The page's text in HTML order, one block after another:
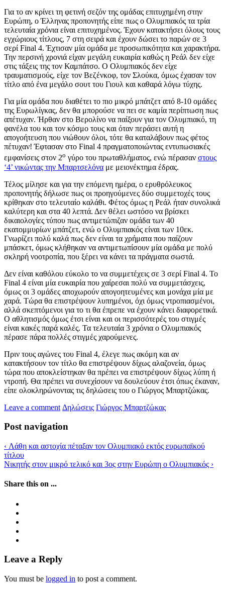
Για το αν κρίνει τη φετινή σεζόν της ομάδας επιτυχημένη στην
Ευρώπη, ο Έλληνας προπονητής είπε πως ο Ολυμπιακός τα τρία
τελευταία χρόνια είναι επιτυχημένος. Έχουν κατακτήσει όλους τους
εγχώριους τίτλους, 7 στη σειρά και έχουν δώσει το παρών σε 3
σερί Final 4. Έχτισαν μία ομάδα με προσωπικότητα και χαρακτήρα.
Την περσινή χρονιά είχαν μεγάλη ευκαιρία καθώς η Ρεάλ δεν είχε
στις τάξεις της τον Καμπάτσο. Ο Ολυμπιακός δεν είχε
τραυματισμούς, είχε τον Βεζένκοφ, τον Σλούκα, όμως έχασαν τον
τίτλο από ένα μεγάλο σουτ του Γιουλ και καθαρά λόγω τύχης.
Για μία ομάδα που διαθέτει το πιο μικρό μπάτζετ από 8-10 ομάδες
της Ευρωλίγκας, δεν θα μπορούσε να πει σε καμία περίπτωση πως
απέτυχαν. Ήρθαν στο Βερολίνο να παίξουν για τον Ολυμπιακό, τη
φανέλα του και τον κόσμο τους και όταν περάσει αυτή η
απογοήτευση που νιώθουν όλοι, τότε θα καταλάβουν πως φέτος
πέτυχαν! Έφτασαν στο Final 4 πραγματοποιώντας εντυπωσιακές
εμφανίσεις στον 2ο γύρο του πρωταθλήματος, ενώ πέρασαν στους
‘4’ νικώντας την Μπαρτσελόνα με μειονέκτημα έδρας.
Τέλος μίλησε και για την επόμενη ημέρα, ο ερυθρόλευκος
προπονητής δήλωσε πως οι προηγούμενες δύο συμμετοχές τους
κρίθηκαν στο τελευταίο καλάθι. Φέτος όμως η Ρεάλ ήταν συνολικά
καλύτερη και στα 40 λεπτά. Δεν θέλει ωστόσο να βρίσκει
δικαιολογίες τύπου πως αντιμετώπιζαν ομάδα των 40
εκατομμυρίων μπάτζετ, ενώ ο Ολυμπιακός είναι των 10εκ.
Γνωρίζει πολύ καλά πως δεν είναι τα χρήματα που παίζουν
μπάσκετ, όμως κλήθηκαν να αντιμετωπίσουν μία ομάδα με πολύ
σκληρή νοοτροπία, που ξέρει να κάνει τα πράγματα σωστά.
Δεν είναι καθόλου εύκολο το να συμμετέχεις σε 3 σερί Final 4. Το
Final 4 είναι μία ευκαιρία που χαίρεσαι πολύ να συμμετάσχεις,
όμως οι 3 ομάδες αποχωρούν απογοητευμένες και μονάχα μία με
χαρά. Τώρα θα επιστρέψουν λυπημένοι, όχι όμως ντροπιασμένοι,
αλλά σκεπτόμενοι για το τι θα έπρεπε να έχουν κάνει διαφορετικά.
Ο αθλητισμός όμως έτσι είναι και οι περισσότερές του στιγμές
είναι κακές παρά καλές. Τα τελευταία 3 χρόνια ο Ολυμπιακός
πέρασε πάρα πολλές στιγμές χαρούμενες.
Πριν τους αγώνες του Final 4, έλεγε πως ακόμη και αν
κατακτήσουν τον τίτλο θα επιστρέψουν δίχως αλαζονεία, όμως
τώρα που αποκλείστηκαν θα πρέπει να επιστρέψουν δίχως λύπη ή
ντροπή. Θα πρέπει να συνεχίσουν να δουλεύουν έτσι όπως έκαναν,
είπε ολοκληρώνοντας τις δηλώσεις του ο Γιώργος Μπαρτζώκας.
Leave a comment Δηλώσεις Γιώργος Μπαρτζώκας
Post navigation
‹ Λάθη και αστοχία πέταξαν τον Ολυμπιακό εκτός ευρωπαϊκού
τίτλου
Νικητής στον μικρό τελικό και 3ος στην Ευρώπη ο Ολυμπιακός ›
Share this on ...
Leave a Reply
You must be logged in to post a comment.